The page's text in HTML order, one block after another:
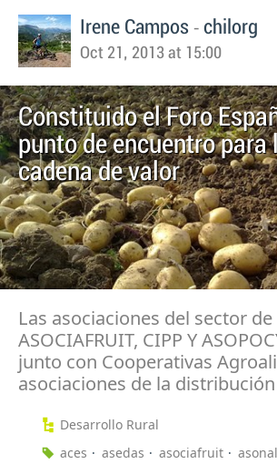
Irene Campos - chilorg
Oct 21, 2013 at 15:00
Constituido el Foro
punto de encuentro para
cadena de valor
Las asociaciones del sector
ASOCIAFRUIT, CIPP Y
junto con Cooperativas
asociaciones de la distribución
Desarrollo Rural
aces
asedas asociafruit asonal